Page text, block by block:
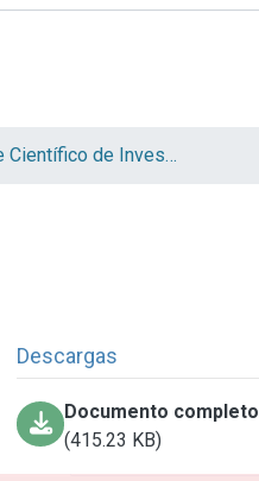
Informe Científico de Investigador
Descargas
Documento completo
(415.23 KB)